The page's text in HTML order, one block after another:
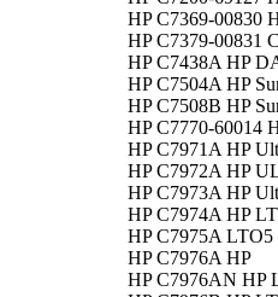
HP C7369-00830
HP C7379-00831
HP C7438A HP
HP C7504A HP
HP C7508B HP
HP C7770-60014
HP C7971A HP
HP C7972A HP
HP C7973A HP
HP C7974A HP
HP C7975A
HP C7976A HP
HP C7976AN HP